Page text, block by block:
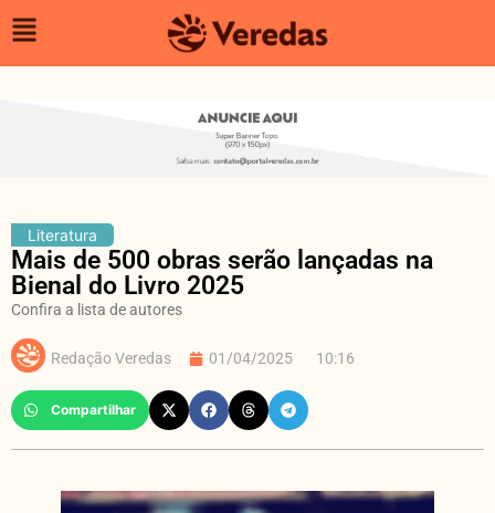
Literatura
Mais de 500 obras serão lançadas na
Bienal do Livro 2025
Confira a lista de autores
Redação Veredas 01/04/2025 10:16
Compartilhar